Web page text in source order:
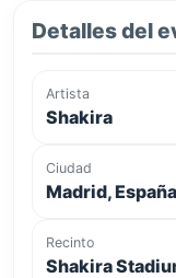
Detalles del
Artista
Shakira
Ciudad
Madrid, España
Recinto
Shakira